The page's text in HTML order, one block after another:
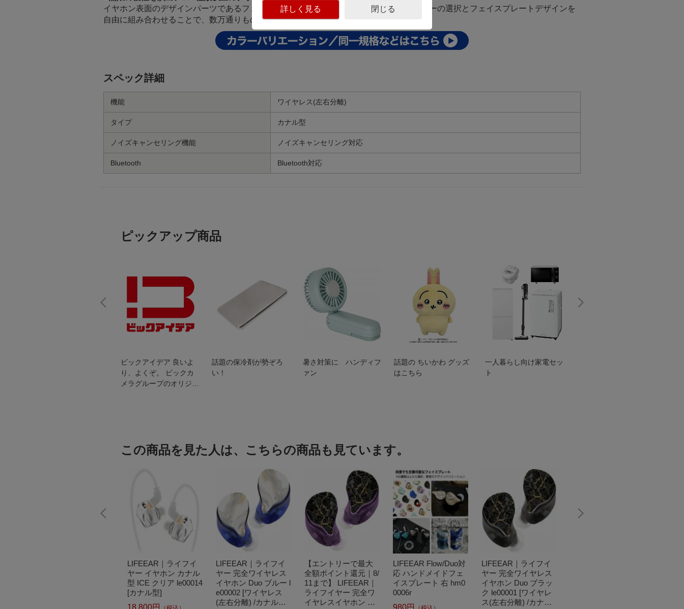
詳しく見る 閉じる
イヤホン表面のデザインパーツであるフェイスプレートは無限に交換が可能で、本体カラーの選択とフェイスプレートデザインを
自由に組み合わせることで、数万通りものデザインカスタムが実現します。
スペック詳細
機能 ワイヤレス(左右分離)
タイプ カナル型
ノイズキャンセリング機能 ノイズキャンセリング対応
Bluetooth Bluetooth対応
ピックアップ商品
ビックアイデア 良いよ
り、よくぞ。 ビックカ
メラグループのオリジナ
話題の保冷剤が勢ぞろ
い！
暑さ対策に ハンディフ
ァン
話題の ちいかわ グッズ
はこちら
一人暮らし向け家電セッ
ト
この商品を見た人は、こちらの商品も見ています。
LIFEEAR｜ライフイ
ヤー イヤホン カナル
型 ICE クリア le00014
[カナル型]
18,800円
LIFEEAR｜ライフイ
ヤー 完全ワイヤレス
イヤホン Duo ブルー l
e00002 [ワイヤレス
(左右分離) /カナル型 /
【エントリーで最大
全額ポイント還元｜8/
11まで】 LIFEEAR｜
ライフイヤー 完全ワ
イヤレスイヤホン Du
LIFEEAR Flow/Duo対
応 ハンドメイドフェ
イスプレート 右 hm0
0006r
980円
LIFEEAR｜ライフイ
ヤー 完全ワイヤレス
イヤホン Duo ブラッ
ク le00001 [ワイヤレ
ス(左右分離) /カナル